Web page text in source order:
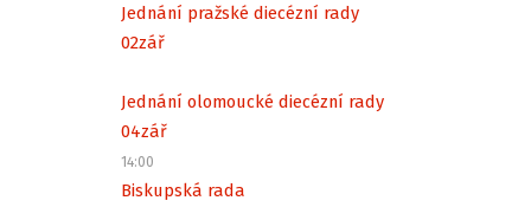
Jednání pražské diecézní rady
02zář
Jednání olomoucké diecézní rady
04zář
14:00
Biskupská rada